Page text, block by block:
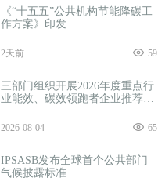
《“十五五”公共机构节能降碳工
作方案》印发
2天前 59
三部门组织开展2026年度重点行
业能效、碳效领跑者企业推荐工
2026-08-04 65
IPSASB发布全球首个公共部门
气候披露标准